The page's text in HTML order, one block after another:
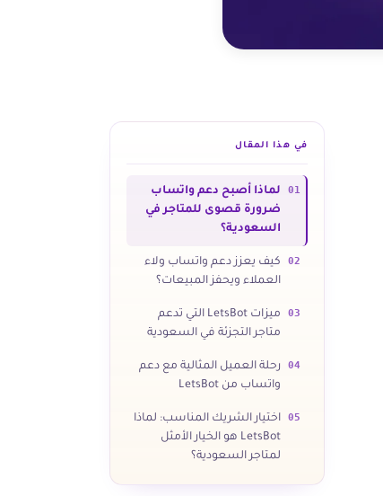
في هذا المقال
01
لماذا أصبح دعم واتساب
ضرورة قصوى للمتاجر في
السعودية؟
02
كيف يعزز دعم واتساب ولاء
العملاء ويحفز المبيعات؟
03
ميزات LetsBot التي تدعم
متاجر التجزئة في السعودية
04
رحلة العميل المثالية مع دعم
واتساب من LetsBot
05
اختيار الشريك المناسب: لماذا
LetsBot هو الخيار الأمثل
لمتاجر السعودية؟